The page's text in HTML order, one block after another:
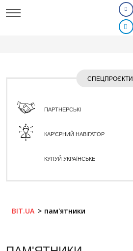
СПЕЦПРОЄКТИ
ПАРТНЕРСЬКІ
КАР'ЄРНИЙ НАВІГАТОР
КУПУЙ УКРАЇНСЬКЕ
BIT.UA пам'ятники